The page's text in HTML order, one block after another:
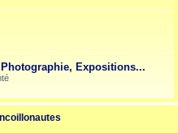
Expositions...